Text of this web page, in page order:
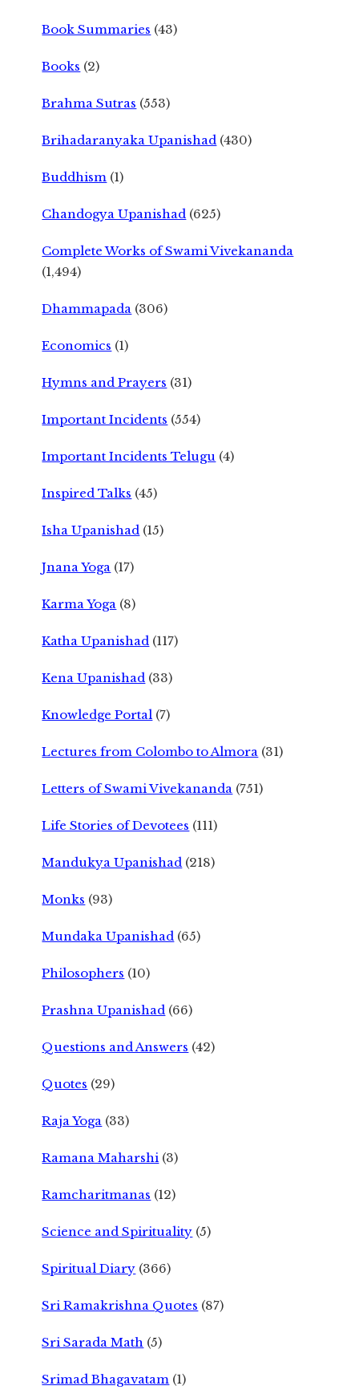
Book Summaries (43)
Books (2)
Brahma Sutras (553)
Brihadaranyaka Upanishad (430)
Buddhism (1)
Chandogya Upanishad (625)
Complete Works of Swami Vivekananda
(1,494)
Dhammapada (306)
Economics (1)
Hymns and Prayers (31)
Important Incidents (554)
Important Incidents Telugu (4)
Inspired Talks (45)
Isha Upanishad (15)
Jnana Yoga (17)
Karma Yoga (8)
Katha Upanishad (117)
Kena Upanishad (33)
Knowledge Portal (7)
Lectures from Colombo to Almora (31)
Letters of Swami Vivekananda (751)
Life Stories of Devotees (111)
Mandukya Upanishad (218)
Monks (93)
Mundaka Upanishad (65)
Philosophers (10)
Prashna Upanishad (66)
Questions and Answers (42)
Quotes (29)
Raja Yoga (33)
Ramana Maharshi (3)
Ramcharitmanas (12)
Science and Spirituality (5)
Spiritual Diary (366)
Sri Ramakrishna Quotes (87)
Sri Sarada Math (5)
Srimad Bhagavatam (1)